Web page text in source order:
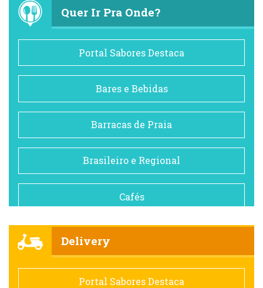
Quer Ir Pra Onde?
Portal Sabores Destaca
Bares e Bebidas
Barracas de Praia
Brasileiro e Regional
Cafés
Comida saudável
Delivery
Portal Sabores Destaca